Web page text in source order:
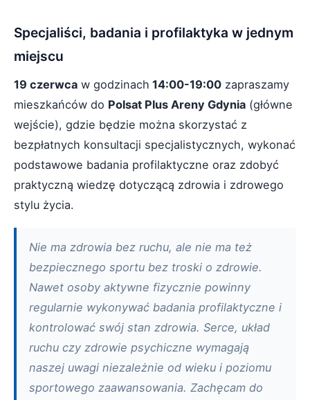
Specjaliści, badania i profilaktyka w jednym
miejscu
19 czerwca w godzinach 14:00-19:00 zapraszamy
mieszkańców do Polsat Plus Areny Gdynia (główne
wejście), gdzie będzie można skorzystać z
bezpłatnych konsultacji specjalistycznych, wykonać
podstawowe badania profilaktyczne oraz zdobyć
praktyczną wiedzę dotyczącą zdrowia i zdrowego
stylu życia.
Nie ma zdrowia bez ruchu, ale nie ma też
bezpiecznego sportu bez troski o zdrowie.
Nawet osoby aktywne fizycznie powinny
regularnie wykonywać badania profilaktyczne i
kontrolować swój stan zdrowia. Serce, układ
ruchu czy zdrowie psychiczne wymagają
naszej uwagi niezależnie od wieku i poziomu
sportowego zaawansowania. Zachęcam do